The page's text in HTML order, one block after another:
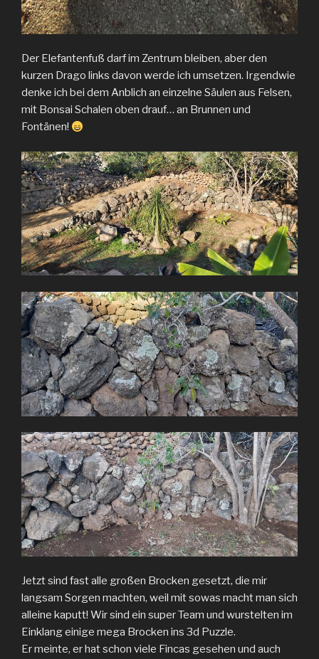
Der Elefantenfuß darf im Zentrum bleiben, aber den
kurzen Drago links davon werde ich umsetzen. Irgendwie
denke ich bei dem Anblich an einzelne Säulen aus Felsen,
mit Bonsai Schalen oben drauf… an Brunnen und
Fontänen!
Jetzt sind fast alle großen Brocken gesetzt, die mir
langsam Sorgen machten, weil mit sowas macht man sich
alleine kaputt! Wir sind ein super Team und wurstelten im
Einklang einige mega Brocken ins 3d Puzzle.
Er meinte, er hat schon viele Fincas gesehen und auch